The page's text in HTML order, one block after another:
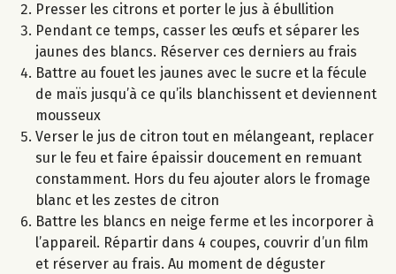
Presser les citrons et porter le jus à ébullition
Pendant ce temps, casser les œufs et séparer les
jaunes des blancs. Réserver ces derniers au frais
Battre au fouet les jaunes avec le sucre et la fécule
de maïs jusqu’à ce qu’ils blanchissent et deviennent
mousseux
Verser le jus de citron tout en mélangeant, replacer
sur le feu et faire épaissir doucement en remuant
constamment. Hors du feu ajouter alors le fromage
blanc et les zestes de citron
Battre les blancs en neige ferme et les incorporer à
l’appareil. Répartir dans 4 coupes, couvrir d’un film
et réserver au frais. Au moment de déguster